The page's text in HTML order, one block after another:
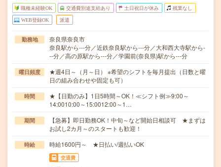
職種未経験OK 交通費別途支給あり 土日祝日が休み 残業なし
WEB登録OK 派遣
勤務地
奈良県奈良市
奈良駅から---分／近鉄奈良駅から---分／大和西大寺駅から-
--分／高の原駅から---分／学園前(奈良県)駅から---分
曜日頻度
★週4日～（月～日） ※希望のシフトを毎月提出（日数と曜
日の組み合わせや固定も可）
時間
★【日勤のみ】1日5時間～OK！≪シフト例≫9:00～
14:0010:00～15:0012:00～1…
期間
【急募】即日勤務OK！中旬～など開始日相談可 ★まずは
お試し2カ月～のスタートも歓迎！
時給 時給1600円～ ★日払い/週払いOK
交通費